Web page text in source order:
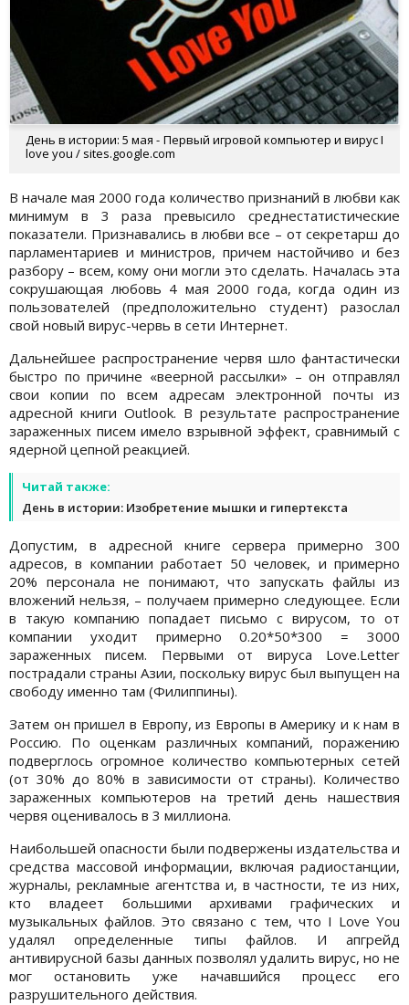
День в истории: 5 мая - Первый игровой компьютер и вирус I
love you / sites.google.com
В начале мая 2000 года количество признаний в любви как
минимум в 3 раза превысило среднестатистические
показатели. Признавались в любви все – от секретарш до
парламентариев и министров, причем настойчиво и без
разбору – всем, кому они могли это сделать. Началась эта
сокрушающая любовь 4 мая 2000 года, когда один из
пользователей (предположительно студент) разослал
свой новый вирус-червь в сети Интернет.
Дальнейшее распространение червя шло фантастически
быстро по причине «веерной рассылки» – он отправлял
свои копии по всем адресам электронной почты из
адресной книги Outlook. В результате распространение
зараженных писем имело взрывной эффект, сравнимый с
ядерной цепной реакцией.
Читай также:
День в истории: Изобретение мышки и гипертекста
Допустим, в адресной книге сервера примерно 300
адресов, в компании работает 50 человек, и примерно
20% персонала не понимают, что запускать файлы из
вложений нельзя, – получаем примерно следующее. Если
в такую компанию попадает письмо с вирусом, то от
компании уходит примерно 0.20*50*300 = 3000
зараженных писем. Первыми от вируса Love.Letter
пострадали страны Азии, поскольку вирус был выпущен на
свободу именно там (Филиппины).
Затем он пришел в Европу, из Европы в Америку и к нам в
Россию. По оценкам различных компаний, поражению
подверглось огромное количество компьютерных сетей
(от 30% до 80% в зависимости от страны). Количество
зараженных компьютеров на третий день нашествия
червя оценивалось в 3 миллиона.
Наибольшей опасности были подвержены издательства и
средства массовой информации, включая радиостанции,
журналы, рекламные агентства и, в частности, те из них,
кто владеет большими архивами графических и
музыкальных файлов. Это связано с тем, что I Love You
удалял определенные типы файлов. И апгрейд
антивирусной базы данных позволял удалить вирус, но не
мог остановить уже начавшийся процесс его
разрушительного действия.